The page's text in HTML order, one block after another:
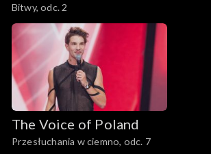
Bitwy, odc. 2
The Voice of Poland
Przesłuchania w ciemno, odc. 7